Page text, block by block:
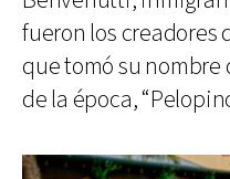
fueron los creadores
que tomó su
de la época,